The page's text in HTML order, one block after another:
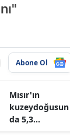
Abone Ol
Mısır'ın
kuzeydoğusun
da 5,3